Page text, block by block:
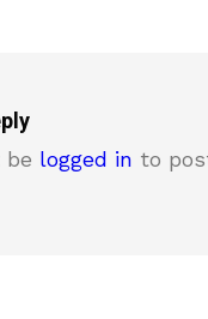
be logged in to